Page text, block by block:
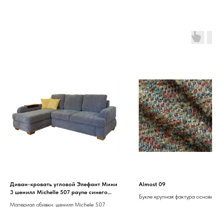
Диван-кровать угловой Элефант Mини
3 шенилл Michelle 507 payne синего
Материал обивки: шенилл Michele 507
Almost 09
Букле крупная фактура основной